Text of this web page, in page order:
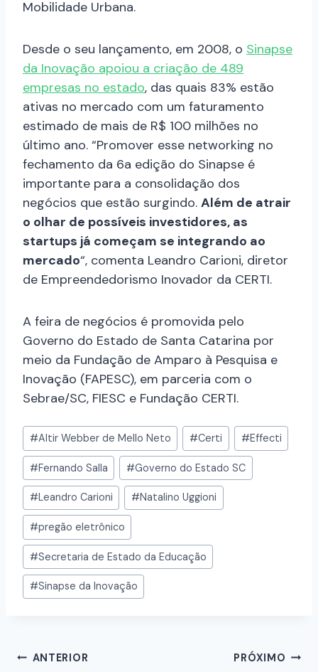
Mobilidade Urbana.
Desde o seu lançamento, em 2008, o Sinapse
da Inovação apoiou a criação de 489
empresas no estado, das quais 83% estão
ativas no mercado com um faturamento
estimado de mais de R$ 100 milhões no
último ano. “Promover esse networking no
fechamento da 6a edição do Sinapse é
importante para a consolidação dos
negócios que estão surgindo. Além de atrair
o olhar de possíveis investidores, as
startups já começam se integrando ao
mercado“, comenta Leandro Carioni, diretor
de Empreendedorismo Inovador da CERTI.
A feira de negócios é promovida pelo
Governo do Estado de Santa Catarina por
meio da Fundação de Amparo à Pesquisa e
Inovação (FAPESC), em parceria com o
Sebrae/SC, FIESC e Fundação CERTI.
#Altir Webber de Mello Neto #Certi #Effecti
#Fernando Salla #Governo do Estado SC
#Leandro Carioni #Natalino Uggioni
#pregão eletrônico
#Secretaria de Estado da Educação
#Sinapse da Inovação
ANTERIOR PRÓXIMO